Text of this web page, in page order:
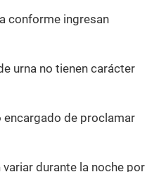
conforme ingresan
urna no tienen carácter
encargado de proclamar
durante la noche por